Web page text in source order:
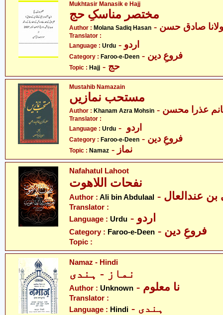
Mukhtasir Manasik e Hajj
مختصر مناسکِ حج
Author : Molana Sadiq Hasan صادق حسن
Translator :
Language : Urdu - اردو
Category : Faroo-e-Deen - فروعِ دین
Topic : Hajj - حج
Mustahib Namazain
مستحب نمازیں
Author : Khanam Azra Mohsin
Translator :
Language : Urdu
Category : Faroo-e-Deen - فروعِ دین
Topic : Namaz
Nafahatul Lahoot
نفحات اللاھوت
Author : Ali bin Abdulaal بن عندالعال
Translator :
Language : Urdu - اردو
Category : Faroo-e-Deen - فروعِ دین
Topic :
Namaz - Hindi
نماز - ہندی
Author : Unknown - نا معلوم
Translator :
Language : Hindi - ہندی